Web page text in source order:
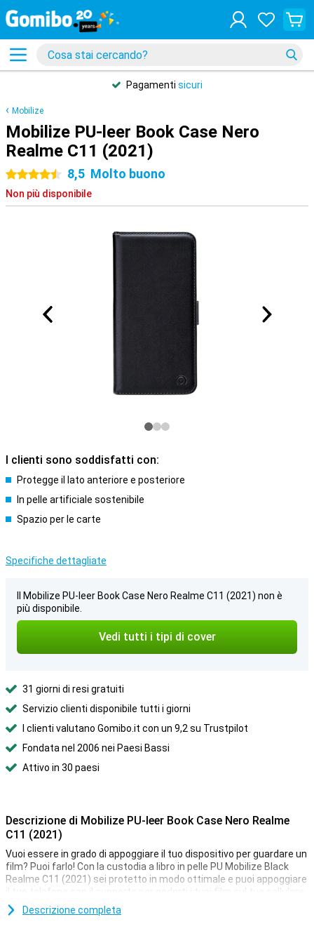
Pagamenti sicuri
Mobilize
Mobilize PU-leer Book Case Nero
Realme C11 (2021)
4.5 stelle8,5 Molto buono
Non più disponibile
I clienti sono soddisfatti con:
Protegge il lato anteriore e posteriore
In pelle artificiale sostenibile
Spazio per le carte
Specifiche dettagliate
Il Mobilize PU-leer Book Case Nero Realme C11 (2021) non è
più disponibile.
Vedi tutti i tipi di cover
31 giorni di resi gratuiti
Servizio clienti disponibile tutti i giorni
I clienti valutano Gomibo.it con un 9,2 su Trustpilot
Fondata nel 2006 nei Paesi Bassi
Attivo in 30 paesi
Descrizione di Mobilize PU-leer Book Case Nero Realme
C11 (2021)
Vuoi essere in grado di appoggiare il tuo dispositivo per guardare un
film? Puoi farlo! Con la custodia a libro in pelle PU Mobilize Black
Realme C11 (2021) sei protetto in modo ottimale e puoi appoggiare
il tuo telefono con il supporto per goderti i tuoi film sul tuo cellulare
o tablet! Dopo che hai il tuo perfetto nuovo smartphone, vuoi usarlo
il più a lungo possibile. Non vuoi che si rompa o si graffi. Scegli
Descrizione completa